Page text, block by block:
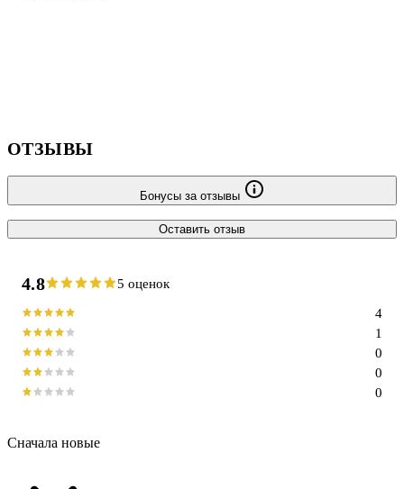
ОТЗЫВЫ
Бонусы за отзывы
Оставить отзыв
4.8 5 оценок
0
0
0
1
4
Сначала новые